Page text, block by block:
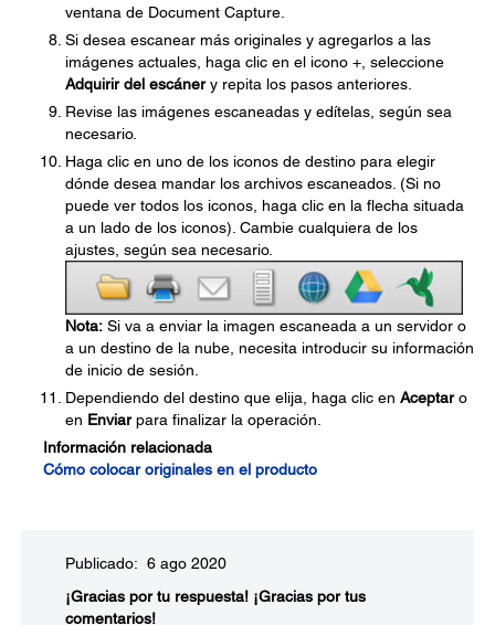
ventana de Document Capture.
Si desea escanear más originales y agregarlos a las
imágenes actuales, haga clic en el icono +, seleccione
Adquirir del escánery repita los pasos anteriores.
Revise las imágenes escaneadas y edítelas, según sea
necesario.
Haga clic en uno de los iconos de destino para elegir
dónde desea mandar los archivos escaneados. (Si no
puede ver todos los iconos, haga clic en la flecha situada
a un lado de los iconos). Cambie cualquiera de los
ajustes, según sea necesario.
Nota: Si va a enviar la imagen escaneada a un servidor o
a un destino de la nube, necesita introducir su información
de inicio de sesión.
Dependiendo del destino que elija, haga clic en Aceptaro
en Enviarpara finalizar la operación.
Información relacionada
Cómo colocar originales en el producto
Publicado: 6 ago 2020
¡Gracias por tu respuesta! ¡Gracias por tus
comentarios!